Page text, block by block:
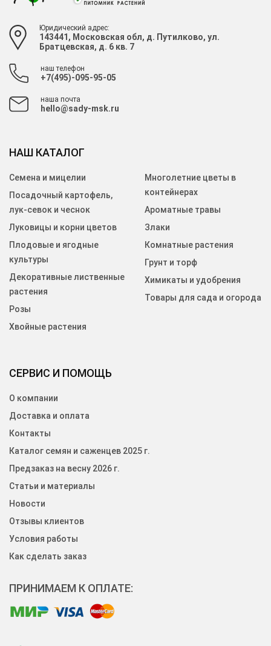
Юридический адрес:
143441, Московская обл, д. Путилково, ул.
Братцевская, д. 6 кв. 7
наш телефон
+7(495)-095-95-05
наша почта
hello@sady-msk.ru
СЕРВИС И ПОМОЩЬ
О компании
Доставка и оплата
Контакты
Каталог семян и саженцев 2025 г.
Предзаказ на весну 2026 г.
Статьи и материалы
Новости
Отзывы клиентов
Условия работы
Как сделать заказ
НАШ КАТАЛОГ
Семена и мицелии
Посадочный картофель,
лук-севок и чеснок
Луковицы и корни цветов
Плодовые и ягодные
культуры
Декоративные лиственные
растения
Розы
Хвойные растения
Многолетние цветы в
контейнерах
Ароматные травы
Злаки
Комнатные растения
Грунт и торф
Химикаты и удобрения
Товары для сада и огорода
ПРИНИМАЕМ К ОПЛАТЕ: